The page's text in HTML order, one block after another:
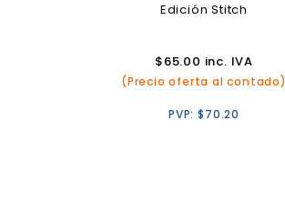
Edición Stitch
$65.00 inc. IVA
(Precio oferta al contado)
PVP:$70.20